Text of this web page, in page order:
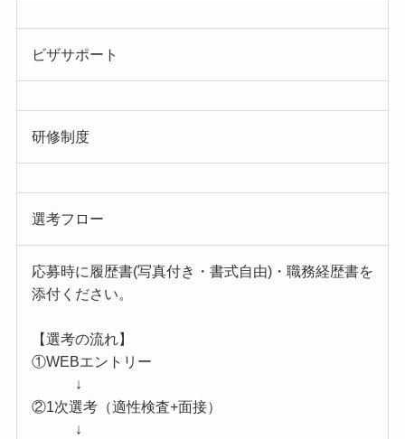
ビザサポート
研修制度
選考フロー
応募時に履歴書(写真付き・書式自由)・職務経歴書を
添付ください。
【選考の流れ】
①WEBエントリー
↓
②1次選考（適性検査+面接）
↓